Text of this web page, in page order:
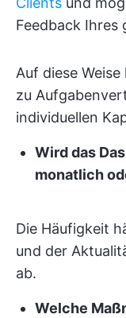
Feedback Ihres
Auf diese
zu
individuellen
Wird das
monatlich
Die Häufigkeit
und der
ab.
Welche